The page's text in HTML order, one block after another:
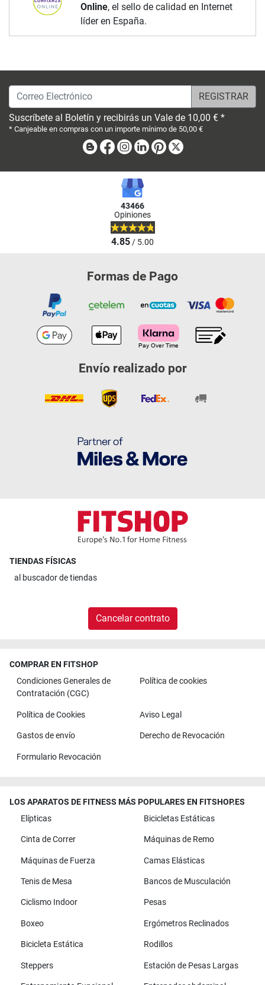
Online, el sello de calidad en Internet
líder en España.
Correo Electrónico
Suscríbete al Boletín y recibirás un Vale de 10,00 € *
* Canjeable en compras con un importe mínimo de 50,00 €
BlogFacebook
Instagram
LinkedinPinterest
43466
Opiniones
4.85/ 5.00
Formas de Pago
Envío realizado por
TIENDAS FÍSICAS
al buscador de tiendas
Cancelar contrato
COMPRAR EN FITSHOP
Condiciones Generales de
Contratación (CGC)
Política de cookies
Política de Cookies Aviso Legal
Gastos de envío Derecho de Revocación
Formulario Revocación
LOS APARATOS DE FITNESS MÁS POPULARES EN FITSHOP.ES
Elípticas
Bicicletas Estáticas
Cinta de Correr Máquinas de Remo
Máquinas de Fuerza Camas Elásticas
Tenis de Mesa Bancos de Musculación
Ciclismo Indoor Pesas
Boxeo Ergómetros Reclinados
Bicicleta Estática Rodillos
Steppers Estación de Pesas Largas